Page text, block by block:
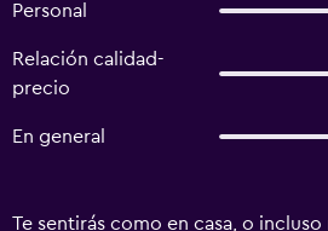
Personal
Relación calidad-
precio
En general
Te sentirás como en casa, o incluso